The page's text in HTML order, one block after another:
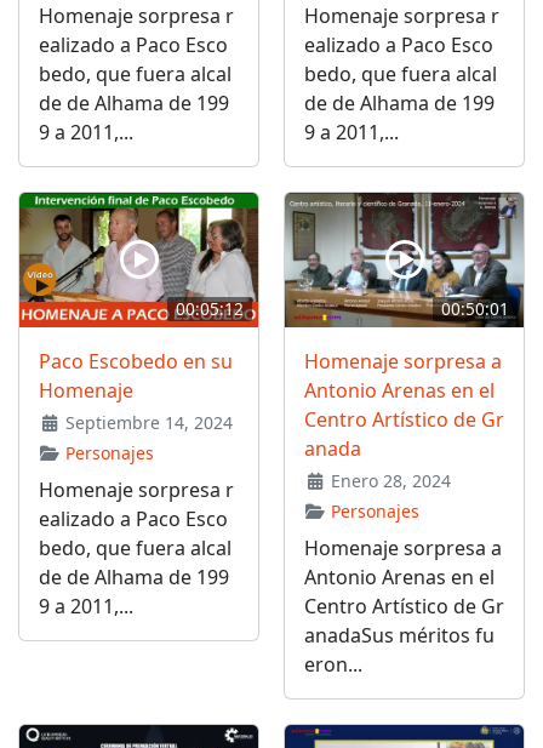
Homenaje sorpresa r
ealizado a Paco Esco
bedo, que fuera alcal
de de Alhama de 199
9 a 2011,...
Homenaje sorpresa r
ealizado a Paco Esco
bedo, que fuera alcal
de de Alhama de 199
9 a 2011,...
00:05:12
Paco Escobedo en su
Homenaje
Septiembre 14, 2024
Personajes
Homenaje sorpresa r
ealizado a Paco Esco
bedo, que fuera alcal
de de Alhama de 199
9 a 2011,...
00:50:01
Homenaje sorpresa a
Antonio Arenas en el
Centro Artístico de Gr
anada
Enero 28, 2024
Personajes
Homenaje sorpresa a
Antonio Arenas en el
Centro Artístico de Gr
anadaSus méritos fu
eron...